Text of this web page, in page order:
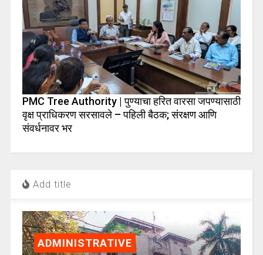
PMC Tree Authority | पुण्याचा हरित वारसा जपण्यासाठी
वृक्ष प्राधिकरण सरसावले – पहिली बैठक; संरक्षण आणि
संवर्धनावर भर
Add title
ADMINISTRATIVE